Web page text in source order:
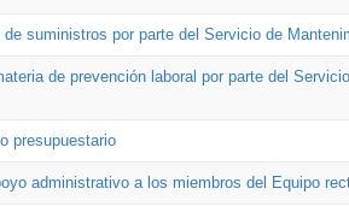
suministros por parte del Servicio de
de prevención laboral por parte del
presupuestario
administrativo a los miembros del Equipo